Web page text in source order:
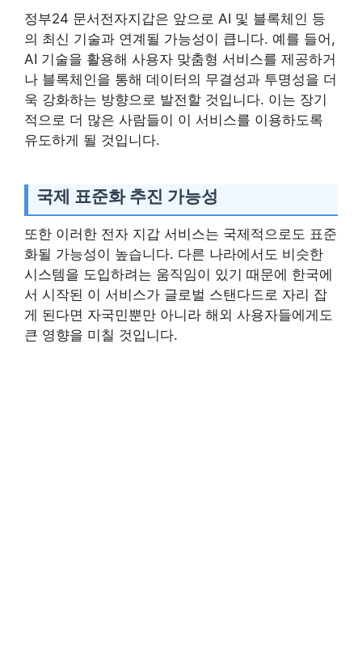
정부24 문서전자지갑은 앞으로 AI 및 블록체인 등
의 최신 기술과 연계될 가능성이 큽니다. 예를 들어,
AI 기술을 활용해 사용자 맞춤형 서비스를 제공하거
나 블록체인을 통해 데이터의 무결성과 투명성을 더
욱 강화하는 방향으로 발전할 것입니다. 이는 장기
적으로 더 많은 사람들이 이 서비스를 이용하도록
유도하게 될 것입니다.
국제 표준화 추진 가능성
또한 이러한 전자 지갑 서비스는 국제적으로도 표준
화될 가능성이 높습니다. 다른 나라에서도 비슷한
시스템을 도입하려는 움직임이 있기 때문에 한국에
서 시작된 이 서비스가 글로벌 스탠다드로 자리 잡
게 된다면 자국민뿐만 아니라 해외 사용자들에게도
큰 영향을 미칠 것입니다.